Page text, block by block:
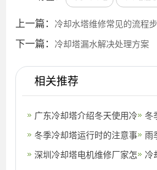
上一篇： 冷却水塔维修常见的流程
下一篇： 冷却塔漏水解决处理方案
相关推荐
广东冷却塔介绍冬天使用冷
却塔如何做好防冻的工作
(冷却塔维
冬
么
施
冬季冷却塔运行时的注意事
项有哪些？冷却塔冬天注意
雨
增
深圳冷却塔电机维修厂家怎
冷